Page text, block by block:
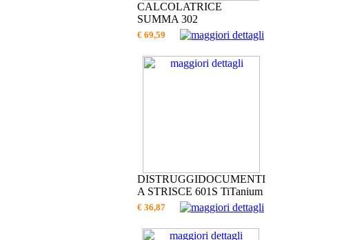
CALCOLATRICE
SUMMA 302
€ 69,59
DISTRUGGIDOCUMENTI
A STRISCE 601S TiTanium
€ 36,87